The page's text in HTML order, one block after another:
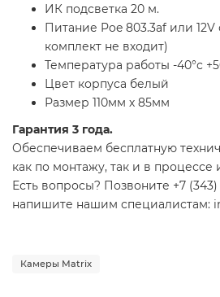
ИК подсветка 20 м.
Питание Poe 803.3af или 12V
комплект не входит)
Температура работы -40°с
Цвет корпуса белый
Размер 110мм х 85мм
Гарантия 3 года.
Обеспечиваем бесплатную
как по монтажу, так и в процессе
Есть вопросы? Позвоните +7
напишите нашим специалистам:
Камеры Matrix